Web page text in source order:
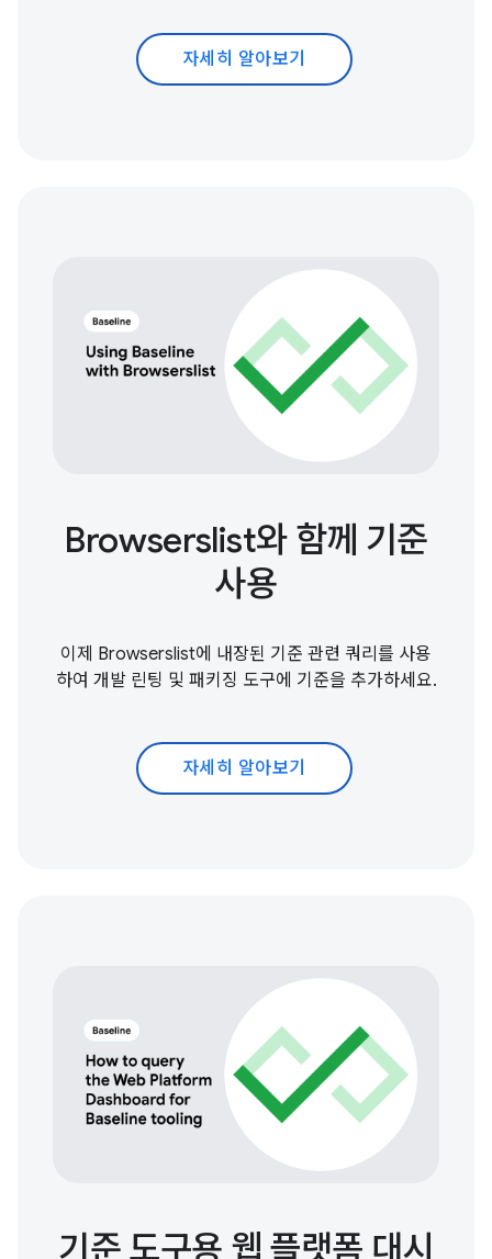
자세히 알아보기
Browserslist와 함께 기준
사용
이제 Browserslist에 내장된 기준 관련 쿼리를 사용
하여 개발 린팅 및 패키징 도구에 기준을 추가하세요.
자세히 알아보기
기준 도구용 웹 플랫폼 대시